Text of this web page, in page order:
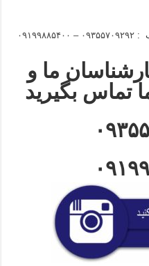
:۰۹۳۵۵۷۰۹۲۹۲ – ۰۹۱۹۹۸۸۵۴۰۰
ما و
تماس بگیرید